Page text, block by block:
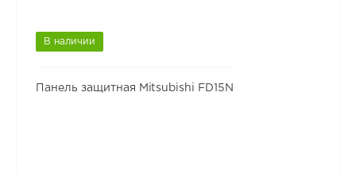
В наличии
Панель защитная Mitsubishi FD15N